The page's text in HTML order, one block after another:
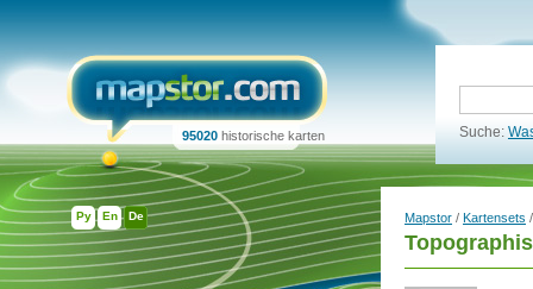
Ру En De
95020 historische karten Suche:
Mapstor / Kartensets